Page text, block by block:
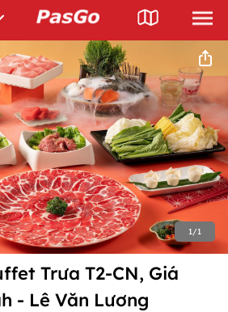
1/1
Trưa T2-CN, Giá
- Lê Văn Lương